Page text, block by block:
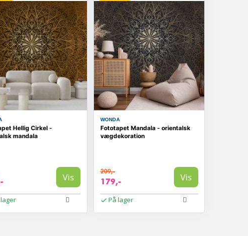
Hellig Cirkel -
mandala
Vis
WONDA
Fototapet Mandala - orientalsk
vægdekoration
209,-
179,- Vis
På lager